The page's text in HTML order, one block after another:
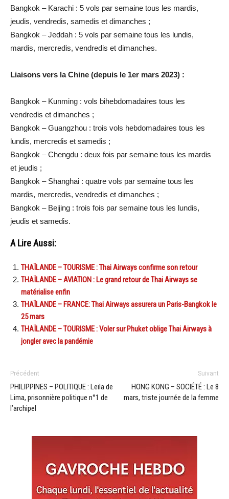
Bangkok – Karachi : 5 vols par semaine tous les mardis,
jeudis, vendredis, samedis et dimanches ;
Bangkok – Jeddah : 5 vols par semaine tous les lundis,
mardis, mercredis, vendredis et dimanches.
Liaisons vers la Chine (depuis le 1er mars 2023) :
Bangkok – Kunming : vols bihebdomadaires tous les
vendredis et dimanches ;
Bangkok – Guangzhou : trois vols hebdomadaires tous les
lundis, mercredis et samedis ;
Bangkok – Chengdu : deux fois par semaine tous les mardis
et jeudis ;
Bangkok – Shanghai : quatre vols par semaine tous les
mardis, mercredis, vendredis et dimanches ;
Bangkok – Beijing : trois fois par semaine tous les lundis,
jeudis et samedis.
A Lire Aussi:
THAÏLANDE – TOURISME : Thai Airways confirme son retour
THAÏLANDE – AVIATION : Le grand retour de Thai Airways se
matérialise enfin
THAÏLANDE – FRANCE: Thai Airways assurera un Paris-Bangkok le
25 mars
THAÏLANDE – TOURISME : Voler sur Phuket oblige Thai Airways à
jongler avec la pandémie
Précédent
PHILIPPINES – POLITIQUE : Leila de
Lima, prisonnière politique n°1 de
l’archipel
Suivant
HONG KONG – SOCIÉTÉ : Le 8
mars, triste journée de la femme